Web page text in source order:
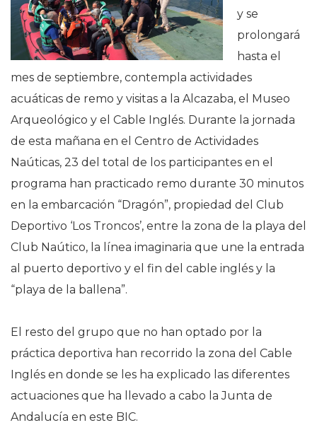
y se
prolongará
hasta el
mes de septiembre, contempla actividades
acuáticas de remo y visitas a la Alcazaba, el Museo
Arqueológico y el Cable Inglés. Durante la jornada
de esta mañana en el Centro de Actividades
Naúticas, 23 del total de los participantes en el
programa han practicado remo durante 30 minutos
en la embarcación “Dragón”, propiedad del Club
Deportivo ‘Los Troncos’, entre la zona de la playa del
Club Naútico, la línea imaginaria que une la entrada
al puerto deportivo y el fin del cable inglés y la
“playa de la ballena”.
El resto del grupo que no han optado por la
práctica deportiva han recorrido la zona del Cable
Inglés en donde se les ha explicado las diferentes
actuaciones que ha llevado a cabo la Junta de
Andalucía en este BIC.